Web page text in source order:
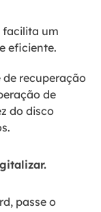
facilita um
eficiente.
recuperação
de
do disco
passe o